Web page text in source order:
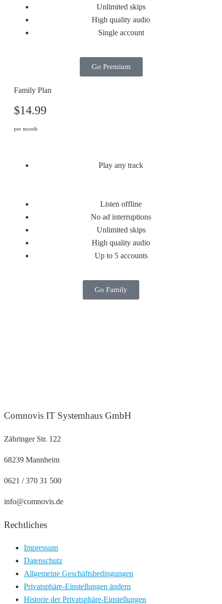
Unlimited skips
High quality audio
Single account
Go Premium
Family Plan
$14.99
per month
Play any track
Listen offline
No ad interruptions
Unlimited skips
High quality audio
Up to 5 accounts
Go Family
Comnovis IT Systemhaus GmbH
Zähringer Str. 122
68239 Mannheim
0621 / 370 31 500
info@comnovis.de
Rechtliches
Impressum
Datenschutz
Allgemeine Geschäftsbedingungen
Privatsphäre-Einstellungen ändern
Historie der Privatsphäre-Einstellungen